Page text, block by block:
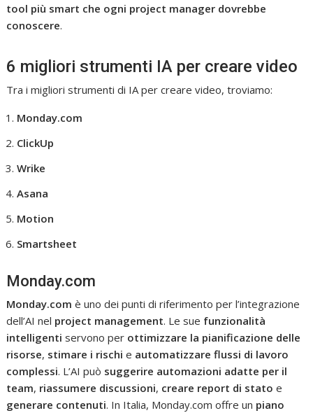
tool più smart che ogni project manager dovrebbe
conoscere.
6 migliori strumenti IA per creare video
Tra i migliori strumenti di IA per creare video, troviamo:
Monday.com
ClickUp
Wrike
Asana
Motion
Smartsheet
Monday.com
Monday.com è uno dei punti di riferimento per l’integrazione
dell’AI nel project management. Le sue funzionalità
intelligenti servono per ottimizzare la pianificazione delle
risorse, stimare i rischi e automatizzare flussi di lavoro
complessi. L’AI può suggerire automazioni adatte per il
team, riassumere discussioni, creare report di statoe
generare contenuti. In Italia, Monday.com offre un piano